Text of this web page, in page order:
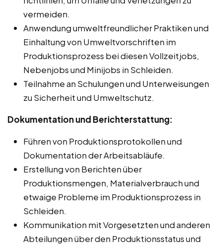
vermeiden.
Anwendung umweltfreundlicher Praktiken und
Einhaltung von Umweltvorschriften im
Produktionsprozess bei diesen Vollzeitjobs,
Nebenjobs und Minijobs in Schleiden.
Teilnahme an Schulungen und Unterweisungen
zu Sicherheit und Umweltschutz.
Dokumentation und Berichterstattung:
Führen von Produktionsprotokollen und
Dokumentation der Arbeitsabläufe.
Erstellung von Berichten über
Produktionsmengen, Materialverbrauch und
etwaige Probleme im Produktionsprozess in
Schleiden.
Kommunikation mit Vorgesetzten und anderen
Abteilungen über den Produktionsstatus und